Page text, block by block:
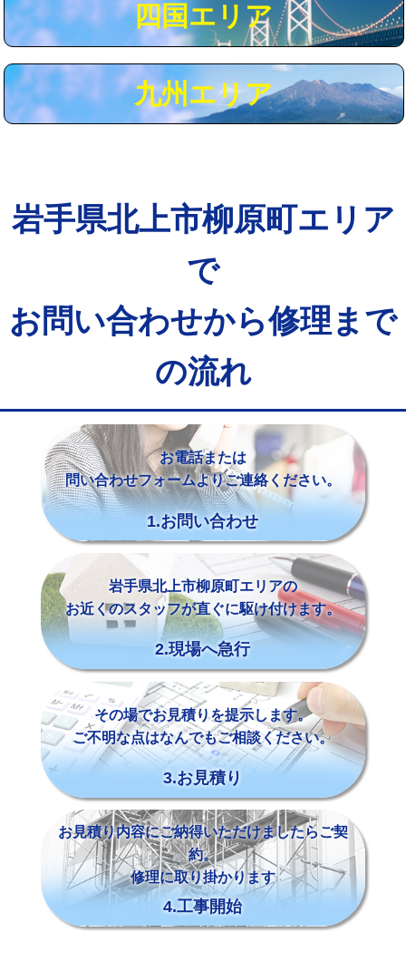
※給水管工事は20mmまでの価格です。
四国エリア
九州エリア
岩手県北上市柳原町エリア
で
お問い合わせから修理まで
の流れ
お電話または
問い合わせフォームよりご連絡ください。
1.お問い合わせ
岩手県北上市柳原町エリアの
お近くのスタッフが直ぐに駆け付けます。
2.現場へ急行
その場でお見積りを提示します。
ご不明な点はなんでもご相談ください。
3.お見積り
お見積り内容にご納得いただけましたらご契
約。
修理に取り掛かります
4.工事開始